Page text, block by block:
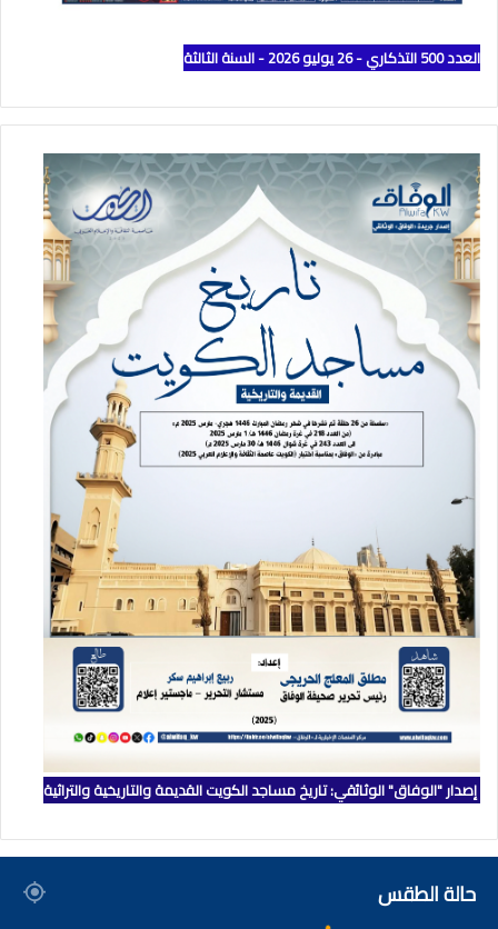
العدد 500 التذكاري - 26 يوليو 2026 - السنة الثالثة
إصدار "الوفاق" الوثائقي: تاريخ مساجد الكويت القديمة والتاريخية والتراثية
حالة الطقس